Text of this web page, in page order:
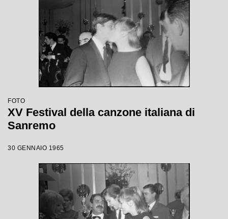
FOTO
XV Festival della canzone italiana di
Sanremo
30 GENNAIO 1965